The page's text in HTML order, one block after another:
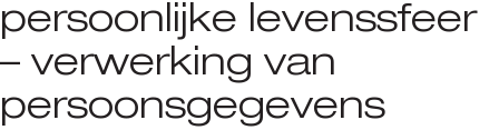
persoonlijke levenssfeer
– verwerking van
persoonsgegevens